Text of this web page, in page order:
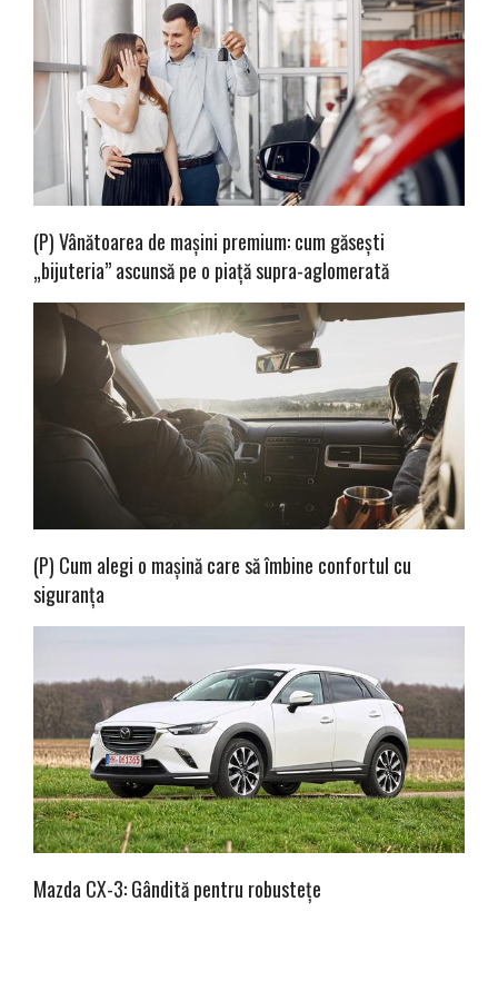
(P) Vânătoarea de mașini premium: cum găsești
„bijuteria” ascunsă pe o piață supra-aglomerată
(P) Cum alegi o mașină care să îmbine confortul cu
siguranța
Mazda CX-3: Gândită pentru robustețe